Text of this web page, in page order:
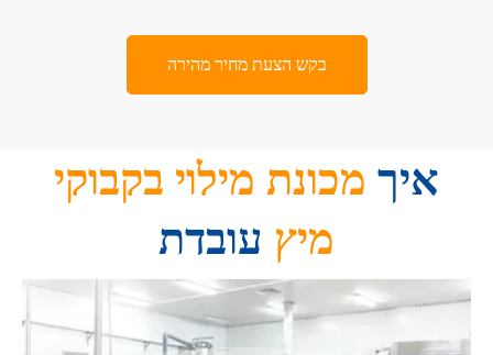
בקש הצעת מחיר מהירה
איך מכונת מילוי בקבוקי
מיץ עובדת